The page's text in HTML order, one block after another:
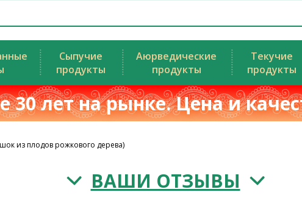
Сыпучие
продукты
Аюрведические
продукты
Текучие
продукты
30 лет на рынке. Цена и
из плодов рожкового дерева)
ВАШИ ОТЗЫВЫ